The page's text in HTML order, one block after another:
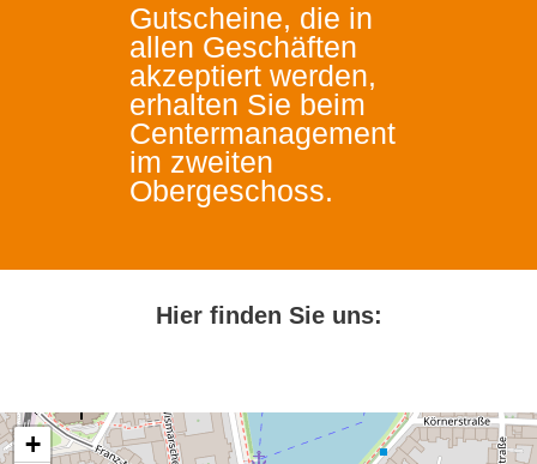
Gutscheine, die in
allen Geschäften
akzeptiert werden,
erhalten Sie beim
Centermanagement
im zweiten
Obergeschoss.
Hier finden Sie uns:
+